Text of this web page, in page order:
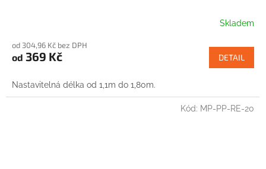
Skladem
od 304,96 Kč bez DPH
od 369 Kč DETAIL
Nastavitelná délka od 1,1m do 1,80m.
Kód: MP-PP-RE-20